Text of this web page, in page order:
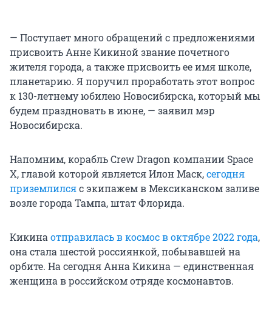
— Поступает много обращений с предложениями
присвоить Анне Кикиной звание почетного
жителя города, а также присвоить ее имя школе,
планетарию. Я поручил проработать этот вопрос
к 130-летнему юбилею Новосибирска, который мы
будем праздновать в июне, — заявил мэр
Новосибирска.
Напомним, корабль Crew Dragon компании Space
X, главой которой является Илон Маск,сегодня
приземлилсяс экипажем в Мексиканском заливе
возле города Тампа, штат Флорида.
Кикинаотправилась в космос в октябре 2022 года,
она стала шестой россиянкой, побывавшей на
орбите. На сегодня Анна Кикина — единственная
женщина в российском отряде космонавтов.